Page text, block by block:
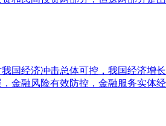
国经济冲击总体可控，我国经济增
金融风险有效防控，金融服务实体